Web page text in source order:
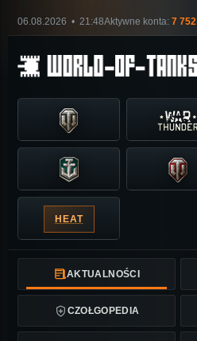
06.08.2026 • 21:48Aktywne konta: 7 752
HEAT
AKTUALNOŚCI
CZOŁGOPEDIA